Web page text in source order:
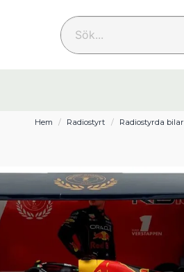
Sök...
Hem Radiostyrt Radiostyrda bilar